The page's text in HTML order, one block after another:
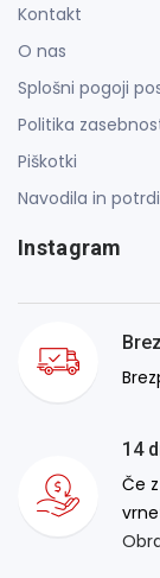
Kontakt
O nas
Splošni pogoji
Politika
Piškotki
Navodila in
Instagram
14
Če